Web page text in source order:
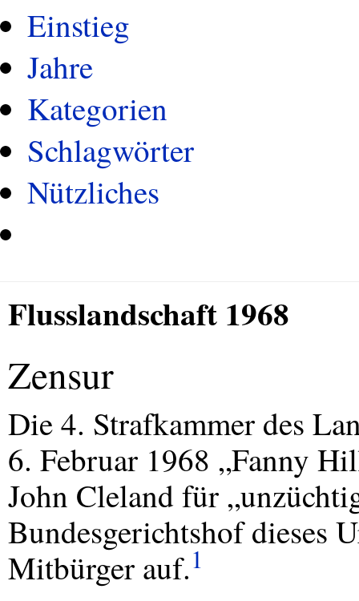
Einstieg
Jahre
Kategorien
Schlagwörter
Nützliches
Flusslandschaft 1968
Zensur
Die 4. Strafkammer des
6. Februar 1968 „Fanny
John Cleland für
Bundesgerichtshof dieses
Mitbürger auf.1